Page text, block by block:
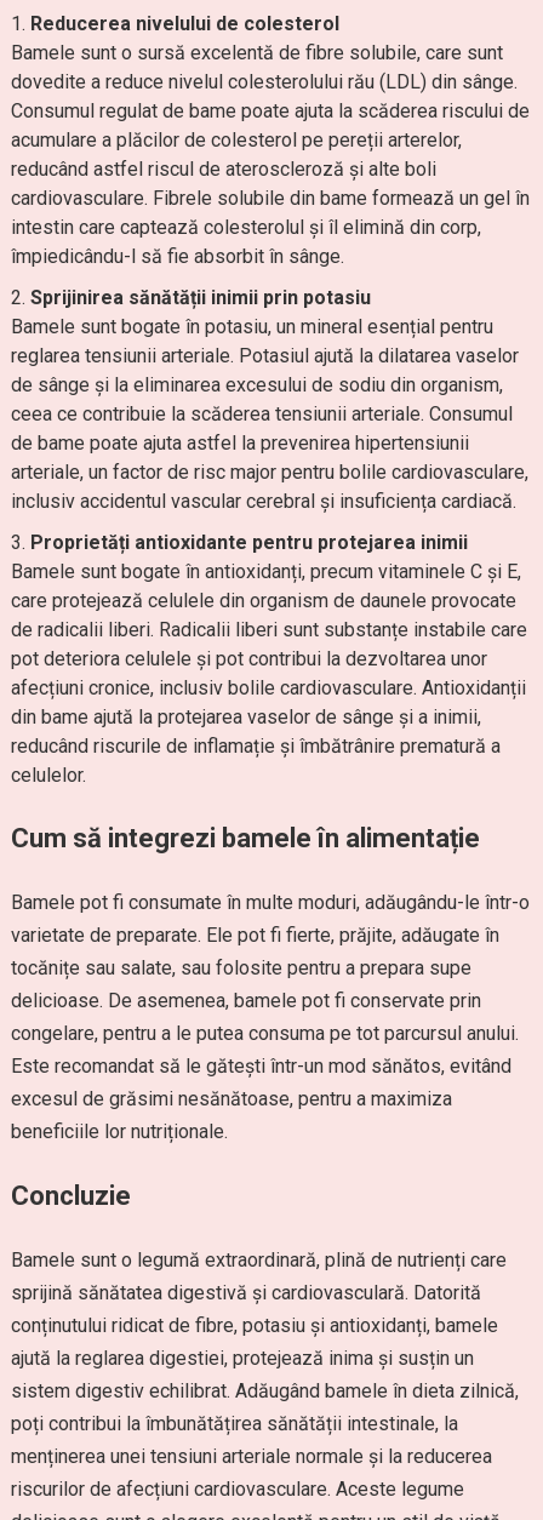
Reducerea nivelului de colesterol
Bamele sunt o sursă excelentă de fibre solubile, care sunt
dovedite a reduce nivelul colesterolului rău (LDL) din sânge.
Consumul regulat de bame poate ajuta la scăderea riscului de
acumulare a plăcilor de colesterol pe pereții arterelor,
reducând astfel riscul de ateroscleroză și alte boli
cardiovasculare. Fibrele solubile din bame formează un gel în
intestin care captează colesterolul și îl elimină din corp,
împiedicându-l să fie absorbit în sânge.
Sprijinirea sănătății inimii prin potasiu
Bamele sunt bogate în potasiu, un mineral esențial pentru
reglarea tensiunii arteriale. Potasiul ajută la dilatarea vaselor
de sânge și la eliminarea excesului de sodiu din organism,
ceea ce contribuie la scăderea tensiunii arteriale. Consumul
de bame poate ajuta astfel la prevenirea hipertensiunii
arteriale, un factor de risc major pentru bolile cardiovasculare,
inclusiv accidentul vascular cerebral și insuficiența cardiacă.
Proprietăți antioxidante pentru protejarea inimii
Bamele sunt bogate în antioxidanți, precum vitaminele C și E,
care protejează celulele din organism de daunele provocate
de radicalii liberi. Radicalii liberi sunt substanțe instabile care
pot deteriora celulele și pot contribui la dezvoltarea unor
afecțiuni cronice, inclusiv bolile cardiovasculare. Antioxidanții
din bame ajută la protejarea vaselor de sânge și a inimii,
reducând riscurile de inflamație și îmbătrânire prematură a
celulelor.
Cum să integrezi bamele în alimentație
Bamele pot fi consumate în multe moduri, adăugându-le într-o
varietate de preparate. Ele pot fi fierte, prăjite, adăugate în
tocănițe sau salate, sau folosite pentru a prepara supe
delicioase. De asemenea, bamele pot fi conservate prin
congelare, pentru a le putea consuma pe tot parcursul anului.
Este recomandat să le gătești într-un mod sănătos, evitând
excesul de grăsimi nesănătoase, pentru a maximiza
beneficiile lor nutriționale.
Concluzie
Bamele sunt o legumă extraordinară, plină de nutrienți care
sprijină sănătatea digestivă și cardiovasculară. Datorită
conținutului ridicat de fibre, potasiu și antioxidanți, bamele
ajută la reglarea digestiei, protejează inima și susțin un
sistem digestiv echilibrat. Adăugând bamele în dieta zilnică,
poți contribui la îmbunătățirea sănătății intestinale, la
menținerea unei tensiuni arteriale normale și la reducerea
riscurilor de afecțiuni cardiovasculare. Aceste legume